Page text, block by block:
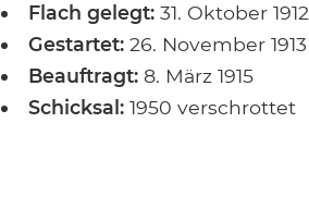
Flach gelegt:31. Oktober 1912
Gestartet:26. November 1913
Beauftragt:8. März 1915
Schicksal:1950 verschrottet